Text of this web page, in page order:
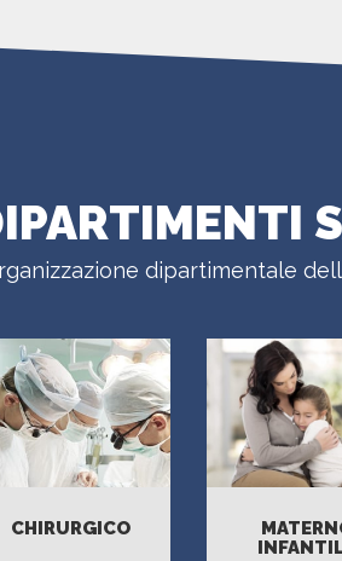
dipartimentale
CHIRURGICO